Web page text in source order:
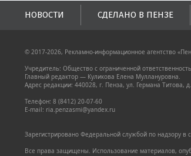
НОВОСТИ СДЕЛАНО В ПЕНЗЕ
© 2017-2026, Рекламно-информационное агентство
Учредитель: Общество с ограниченной
Главный редактор — Куликова Елена Муллануровна.
Адрес редакции: 440028, г. Пенза, ул. Германа Титова,
Телефон: 8 (8412) 20-07-60
E-mail: ria.penzasmi@yandex.ru
Зарегистрировано Федеральной службой по надзору
Все права защищены. Использование материалов,